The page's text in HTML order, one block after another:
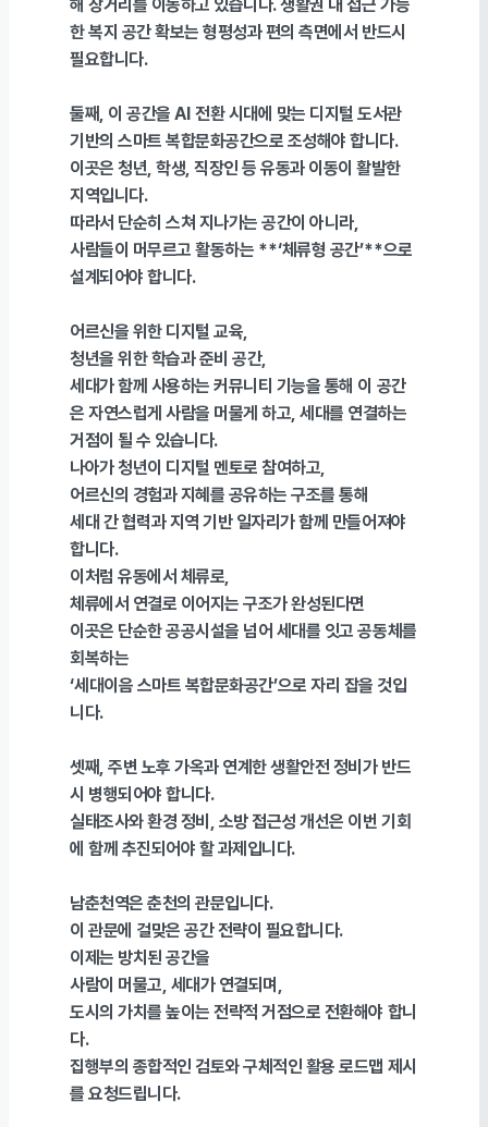
해 장거리를 이동하고 있습니다.생활권 내 접근 가능
한 복지 공간 확보는 형평성과 편의 측면에서 반드시
필요합니다.
둘째, 이 공간을AI전환 시대에 맞는 디지털 도서관
기반의 스마트 복합문화공간으로 조성해야 합니다.
이곳은 청년,학생,직장인 등유동과 이동이 활발한
지역입니다.
따라서 단순히 스쳐 지나가는 공간이 아니라,
사람들이 머무르고 활동하는 **‘체류형 공간’**으로
설계되어야 합니다.
어르신을 위한 디지털 교육,
청년을 위한 학습과 준비 공간,
세대가 함께 사용하는 커뮤니티 기능을 통해 이 공간
은 자연스럽게 사람을 머물게 하고,세대를 연결하는
거점이 될 수 있습니다.
나아가 청년이 디지털 멘토로 참여하고,
어르신의 경험과 지혜를 공유하는 구조를 통해
세대 간 협력과 지역 기반 일자리가 함께 만들어져야
합니다.
이처럼 유동에서 체류로,
체류에서 연결로 이어지는 구조가 완성된다면
이곳은 단순한 공공시설을 넘어 세대를 잇고 공동체를
회복하는
‘세대이음 스마트 복합문화공간’으로 자리 잡을 것입
니다.
셋째,주변 노후 가옥과 연계한 생활안전 정비가 반드
시 병행되어야 합니다.
실태조사와 환경 정비 , 소방 접근성 개선은 이번 기회
에 함께 추진되어야 할 과제입니다.
남춘천역은 춘천의 관문입니다.
이 관문에 걸맞은 공간 전략이 필요합니다.
이제는 방치된 공간을
사람이 머물고, 세대가 연결되며 ,
도시의 가치를 높이는 전략적 거점으로 전환해야 합니
다.
집행부의 종합적인 검토와구체적인 활용 로드맵 제시
를 요청드립니다.